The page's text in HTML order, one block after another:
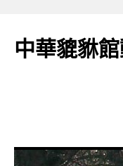
主
中華貔貅